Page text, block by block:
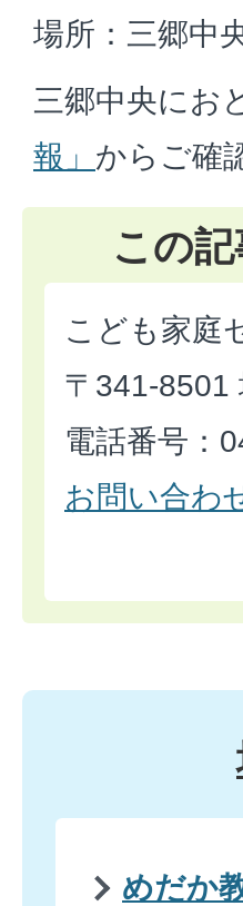
場所：三郷中
三郷中央にお
報」 からご確
この
こども家庭
〒341-8501
電話番号：
お問い合わ
めだか